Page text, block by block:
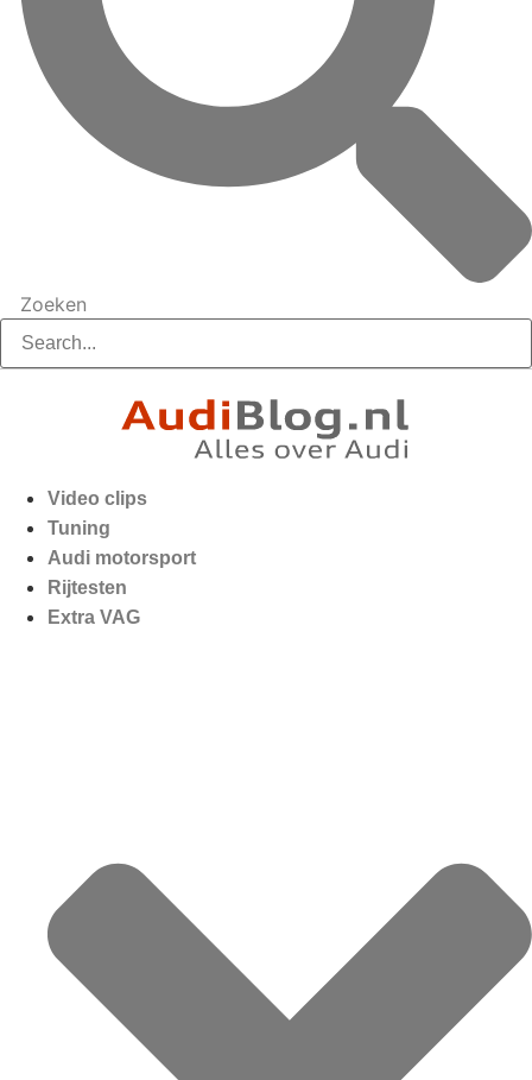
Zoeken
Video clips
Tuning
Audi motorsport
Rijtesten
Extra VAG